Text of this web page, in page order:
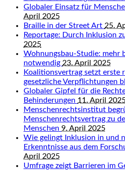
Globaler Einsatz für
April 2025
Braille in der Street Art 25.
Reportage: Durch Inklusion
2025
Wohnungsbau-Studie: mehr
notwendig 23. April 2025
Koalitionsvertrag setzt erste
gesetzliche Verpflichtungen
Globaler Gipfel für die
Behinderungen 11. April
Menschenrechtsinstitut
Menschenrechtsvertrag zu
Menschen 9. April 2025
Wie gelingt Inklusion in und
Erkenntnisse aus dem
April 2025
Umfrage zeigt Barrieren im